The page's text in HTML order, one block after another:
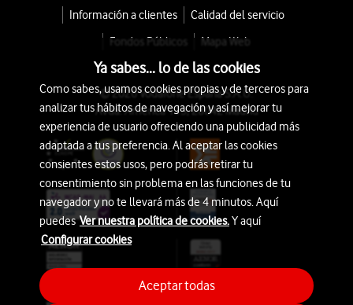
Información a clientes
Calidad del servicio
Fondos Públicos
Mapa Web
© 2026 Vodafone España S.A.U.
Avda. América 115, 28042 Madrid
Ya sabes... lo de las cookies
Como sabes, usamos cookies propias y de terceros para
analizar tus hábitos de navegación y así mejorar tu
experiencia de usuario ofreciendo una publicidad más
adaptada a tus preferencia. Al aceptar las cookies
consientes estos usos, pero podrás retirar tu
consentimiento sin problema en las funciones de tu
navegador y no te llevará más de 4 minutos. Aquí
puedesVer nuestra política de cookies.Y aquí
Configurar cookies
Aceptar todas